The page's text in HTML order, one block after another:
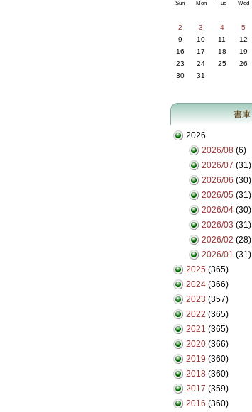
Sun Mon Tue Wed
2
3 4 5
9
10 11 12
16
17 18 19
23
24 25 26
30
31
書庫
2026
2026/08 (6)
2026/07 (31)
2026/06 (30)
2026/05 (31)
2026/04 (30)
2026/03 (31)
2026/02 (28)
2026/01 (31)
2025 (365)
2024 (366)
2023 (357)
2022 (365)
2021 (365)
2020 (366)
2019 (360)
2018 (360)
2017 (359)
2016 (360)